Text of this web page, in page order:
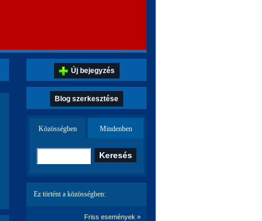
Új bejegyzés
Blog szerkesztése
Közösségben Mindenben
Ez történt a közösségben:
Friss események »